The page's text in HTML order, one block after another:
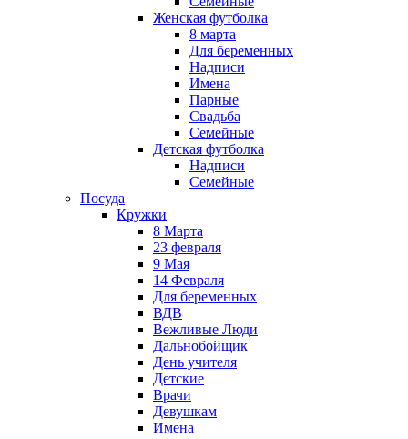
Женская футболка
8 марта
Для беременных
Надписи
Имена
Парные
Свадьба
Семейные
Детская футболка
Надписи
Семейные
Посуда
Кружки
8 Марта
23 февраля
9 Мая
14 Февраля
Для беременных
ВДВ
Вежливые Люди
Дальнобойщик
День учителя
Детские
Врачи
Девушкам
Имена